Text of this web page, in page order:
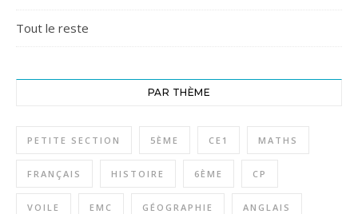
Tout le reste
PAR THÈME
PETITE SECTION 5ÈME CE1 MATHS
FRANÇAIS HISTOIRE 6ÈME CP
VOILE EMC GÉOGRAPHIE ANGLAIS